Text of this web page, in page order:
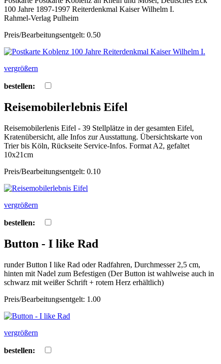
100 Jahre 1897-1997 Reiterdenkmal Kaiser Wilhelm I.
Rahmel-Verlag Pulheim
Preis/Bearbeitungsentgelt: 0.50
vergrößern
bestellen:
Reisemobilerlebnis Eifel
Reisemobilerlenis Eifel - 39 Stellplätze in der gesamten Eifel,
Kratenübersicht, alle Infos zur Ausstattung. Übersichtskarte von
Trier bis Köln, Rückseite Service-Infos. Format A2, gefaltet
10x21cm
Preis/Bearbeitungsentgelt: 0.10
vergrößern
bestellen:
Button - I like Rad
runder Button I like Rad oder Radfahren, Durchmesser 2,5 cm,
hinten mit Nadel zum Befestigen (Der Button ist wahlweise auch in
schwarz mit weißer Schrift + rotem Herz erhältlich)
Preis/Bearbeitungsentgelt: 1.00
vergrößern
bestellen: